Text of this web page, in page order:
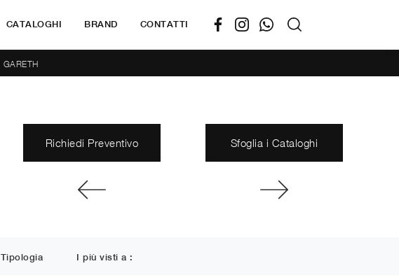
CATALOGHI BRAND CONTATTI
GARETH
Richiedi Preventivo Sfoglia i Cataloghi
Tipologia I più visti a :